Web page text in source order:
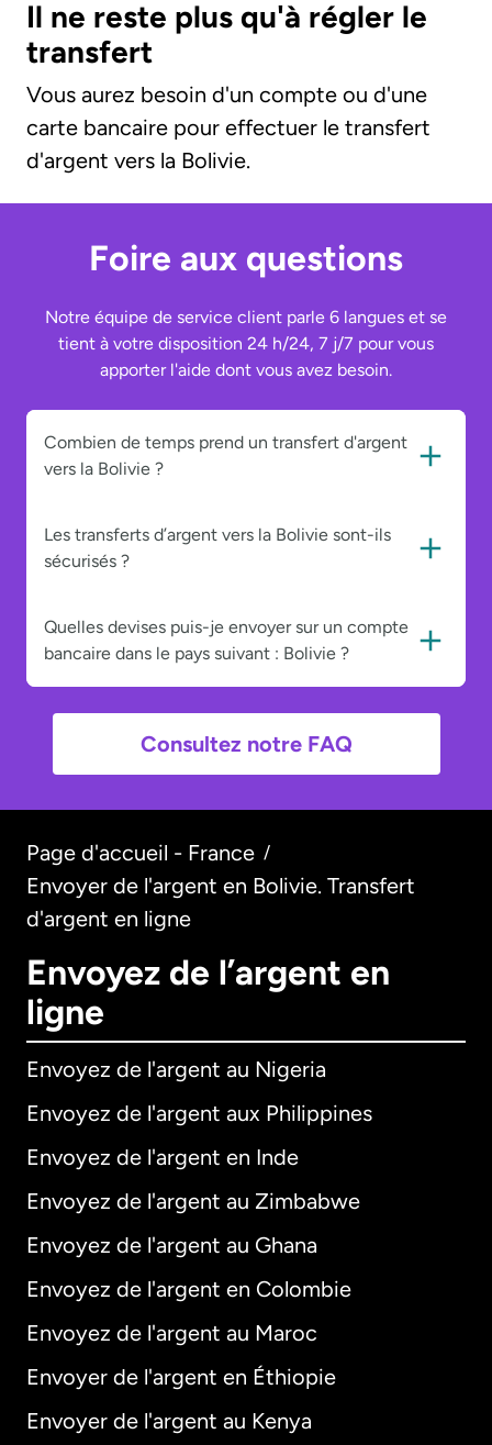
Il ne reste plus qu'à régler le
transfert
Vous aurez besoin d'un compte ou d'une
carte bancaire pour effectuer le transfert
d'argent vers la Bolivie.
Foire aux questions
Notre équipe de service client parle 6 langues et se
tient à votre disposition 24 h/24, 7 j/7 pour vous
apporter l'aide dont vous avez besoin.
Combien de temps prend un transfert d'argent
vers la Bolivie ?
Les transferts d’argent vers la Bolivie sont-ils
sécurisés ?
Quelles devises puis-je envoyer sur un compte
bancaire dans le pays suivant : Bolivie ?
Consultez notre FAQ
Page d'accueil - France /
Envoyer de l'argent en Bolivie. Transfert
d'argent en ligne
Envoyez de l’argent en
ligne
Envoyez de l'argent au Nigeria
Envoyez de l'argent aux Philippines
Envoyez de l'argent en Inde
Envoyez de l'argent au Zimbabwe
Envoyez de l'argent au Ghana
Envoyez de l'argent en Colombie
Envoyez de l'argent au Maroc
Envoyer de l'argent en Éthiopie
Envoyer de l'argent au Kenya